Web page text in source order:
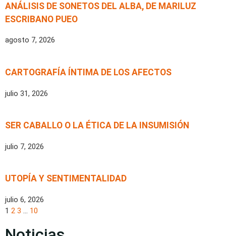
ANÁLISIS DE SONETOS DEL ALBA, DE MARILUZ
ESCRIBANO PUEO
agosto 7, 2026
CARTOGRAFÍA ÍNTIMA DE LOS AFECTOS
julio 31, 2026
SER CABALLO O LA ÉTICA DE LA INSUMISIÓN
julio 7, 2026
UTOPÍA Y SENTIMENTALIDAD
julio 6, 2026
1 2 3 … 10